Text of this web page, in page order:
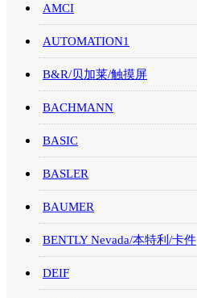
AMCI
AUTOMATION1
B&R/贝加莱/触摸屏
BACHMANN
BASIC
BASLER
BAUMER
BENTLY Nevada/本特利/卡件
DEIF